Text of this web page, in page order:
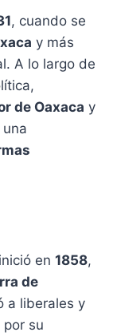
, cuando se
y más
A lo largo de
de Oaxaca y
inició en 1858,
de
a liberales y
su